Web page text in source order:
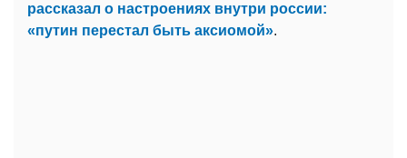
рассказал о настроениях внутри россии:
«путин перестал быть аксиомой».